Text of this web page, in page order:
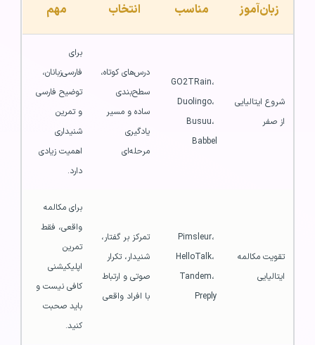
زبان‌آموز
مناسب
انتخاب
مهم
از صفر
GO2TRain،
Duolingo،
Busuu،
Babbel
مرحله‌ای
دارد.
ایتالیایی
Pimsleur،
HelloTalk،
Tandem،
Preply
با افراد واقعی
کنید.